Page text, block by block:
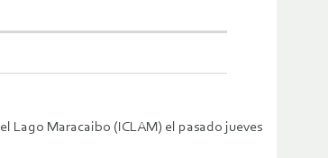
Lago Maracaibo (ICLAM) el pasado jueves